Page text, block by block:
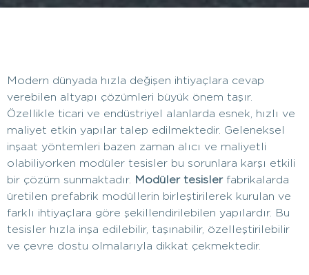
Modern dünyada hızla değişen ihtiyaçlara cevap
verebilen altyapı çözümleri büyük önem taşır.
Özellikle ticari ve endüstriyel alanlarda esnek, hızlı ve
maliyet etkin yapılar talep edilmektedir. Geleneksel
inşaat yöntemleri bazen zaman alıcı ve maliyetli
olabiliyorken modüler tesisler bu sorunlara karşı etkili
bir çözüm sunmaktadır. Modüler tesislerfabrikalarda
üretilen prefabrik modüllerin birleştirilerek kurulan ve
farklı ihtiyaçlara göre şekillendirilebilen yapılardır. Bu
tesisler hızla inşa edilebilir, taşınabilir, özelleştirilebilir
ve çevre dostu olmalarıyla dikkat çekmektedir.